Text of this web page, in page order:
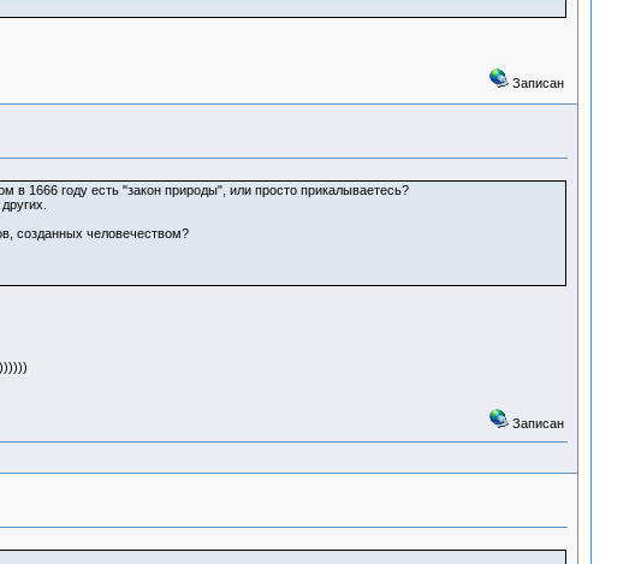
Записан
1666 году есть "закон природы", или просто прикалываетесь?
созданных человечеством?
Записан